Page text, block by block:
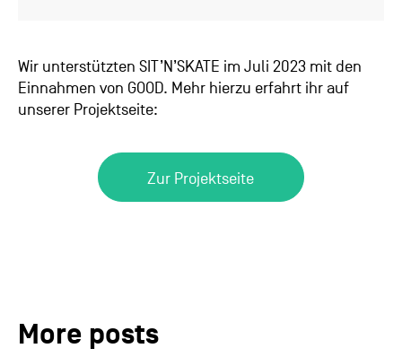
Wir unterstützten SIT’N’SKATE im Juli 2023 mit den
Einnahmen von GOOD. Mehr hierzu erfahrt ihr auf
unserer Projektseite:
Zur Projektseite
More posts